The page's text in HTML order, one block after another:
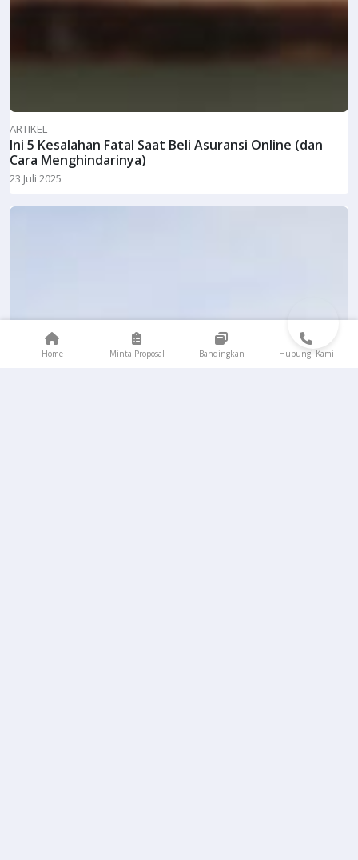
ARTIKEL
Ini 5 Kesalahan Fatal Saat Beli Asuransi Online (dan
Cara Menghindarinya)
23 Juli 2025
Home Minta Proposal Bandingkan Hubungi Kami